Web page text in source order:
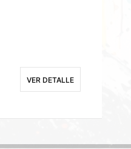
VER DETALLE